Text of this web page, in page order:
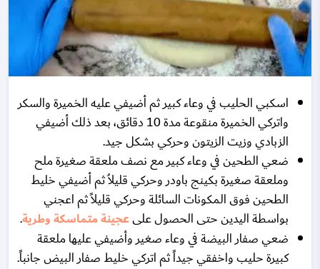
اسكبي الحليب في وعاء كبير ثم أضيفي عليه الخميرة والسكر
واتركي الخميرة منقوعة مدة 10 دقائق، بعد ذلك أضيفي
الزبادي وزيت الزيتون وحركي بشكل جيد.
ضعي الطحين في وعاء كبير مع نصف ملعقة صغيرة ملح
وملعقة صغيرة بكينج باودر وحركي قليلاُ ثم أضيفي خليط
الطحين فوق المكونات السائلة وحركي قليلاً ثم اعجني
بواسطة اليدين حتى الحصول علىعجينة متماسكة وطرية.
ضعي صفار البيضة في وعاء صغير وأضيفي عليها ملعقة
كبيرة حليب واخفقي جيداً ثم اتركي خليط صفار البيض جانباً.